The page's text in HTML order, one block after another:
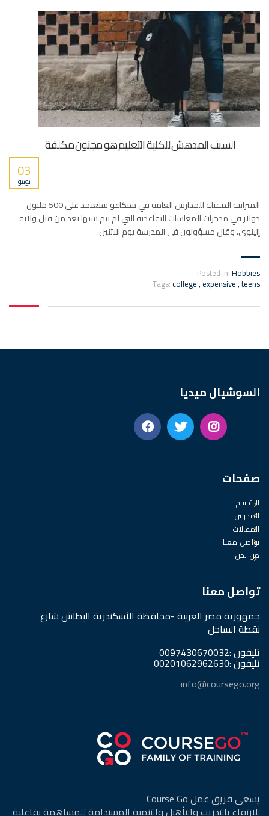
السبب المدهش للكلية التعليم هو مجنون مكلفة
03
يونيو
الميزانية المقبلة للمدارس العامة في شيكاغو ستعتمد على 500 مليون
دولار في مدخرات المعاشات التقاعدية التي لم يتم سنها بعد من قبل ولاية
إلينوي، وقال مسؤولون في المدرسة يوم الاثنين.
Posted in:Hobbies
Tags:college,expensive,teens
السوشيال ميديا
صفحات
الاقسام
المدربين
المقالات
تواصل معنا
من نحن
تواصل معنا
جمهورية مصر العربية -محافظة الأسكندرية البطاش شارع
نقطة الساحل
تليفون :0097430670032
تليفون :00201062962630
info@coursego.org
يسعى فريق عمل Course Go
للإرتقاء بالتدريب والتأهيل والتنمية المستدامة للمساهمة بفاعلية